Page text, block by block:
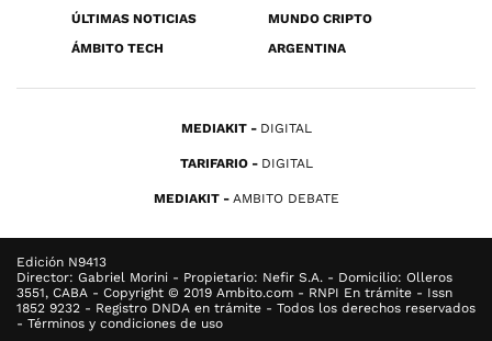
ÚLTIMAS NOTICIAS
MUNDO CRIPTO
ÁMBITO TECH
ARGENTINA
MEDIAKIT DIGITAL
TARIFARIO DIGITAL
MEDIAKIT AMBITO DEBATE
Edición N9413
Director: Gabriel Morini - Propietario: Nefir S.A. - Domicilio: Olleros
3551, CABA - Copyright © 2019 Ambito.com - RNPI En trámite - Issn
1852 9232 - Registro DNDA en trámite - Todos los derechos reservados
- Términos y condiciones de uso